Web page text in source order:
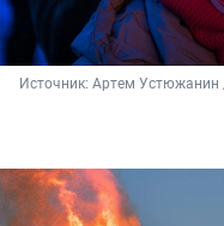
Источник: Артем Устюжанин